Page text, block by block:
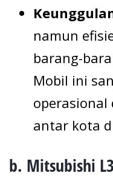
namun
barang-
Mobil ini
operasional
antar kota
b. Mitsubishi